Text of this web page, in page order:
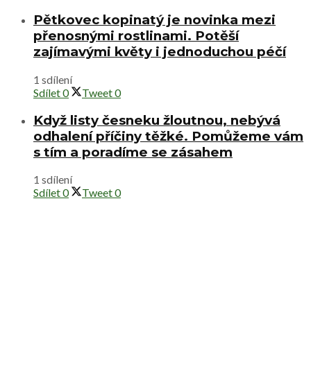
Pětkovec kopinatý je novinka mezi
přenosnými rostlinami. Potěší
zajímavými květy i jednoduchou péčí
1 sdílení
Sdílet0 Tweet0
Když listy česneku žloutnou, nebývá
odhalení příčiny těžké. Pomůžeme vám
s tím a poradíme se zásahem
1 sdílení
Sdílet0 Tweet0